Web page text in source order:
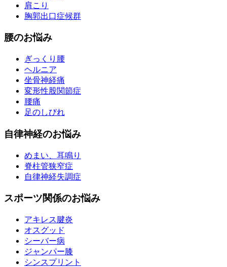
肩こり
胸郭出口症候群
腰のお悩み
ぎっくり腰
ヘルニア
坐骨神経痛
変形性股関節症
腰痛
足のしびれ
自律神経のお悩み
めまい、耳鳴り
脊柱管狭窄症
自律神経失調症
スポーツ関係のお悩み
アキレス腱炎
オスグッド
シーバー病
ジャンパー膝
シンスプリント